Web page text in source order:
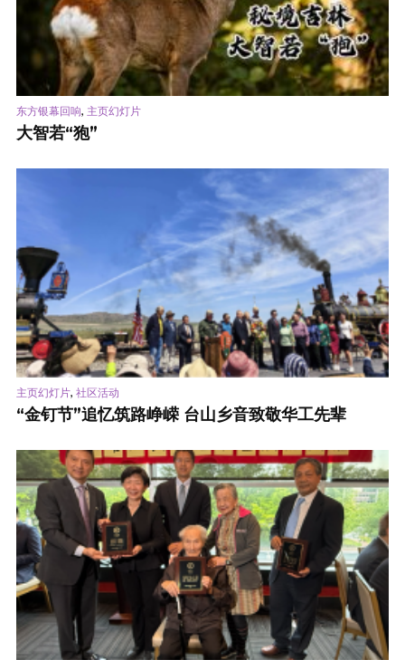
东方银幕回响, 主页幻灯片
大智若“狍”
主页幻灯片, 社区活动
“金钉节”追忆筑路峥嵘 台山乡音致敬华工先辈